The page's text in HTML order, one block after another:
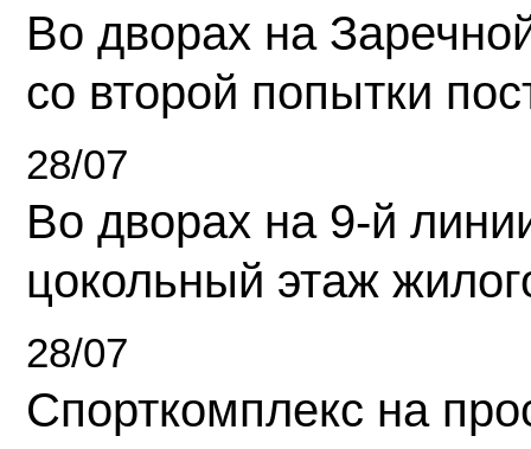
Во дворах на
со второй попытки
28/07
Во дворах на 9-й
цокольный этаж
28/07
Спорткомплекс на